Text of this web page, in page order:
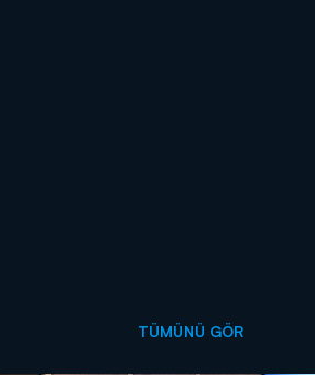
TÜMÜNÜ GÖR